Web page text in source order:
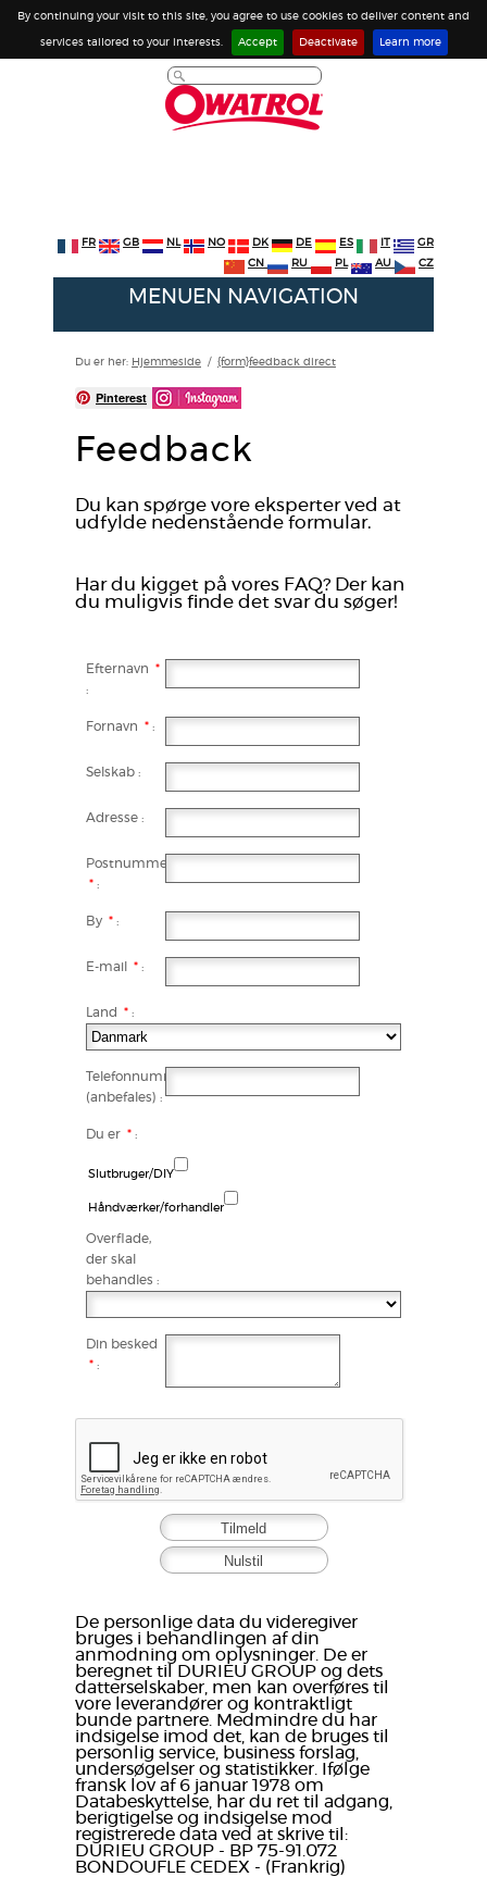
By continuing your visit to this site, you agree to use cookies to deliver content and
services tailored to your interests. Accept Deactivate Learn more
FR GB NL NO DK DE ES IT
GR
CN
RU PL AU CZ
MENUEN NAVIGATION
Du er her: Hjemmeside / {form}feedback direct
Pinterest
Feedback
Du kan spørge vore eksperter ved at
udfylde nedenstående formular.
Har du kigget på vores FAQ? Der kan
du muligvis finde det svar du søger!
Efternavn *
:
Fornavn * :
Selskab :
Adresse :
Postnummer
* :
By * :
E-mail * :
Land * :
Telefonnummer
(anbefales) :
Du er * :
Slutbruger/DIY
Håndværker/forhandler
Overflade,
der skal
behandles :
Din besked
* :
De personlige data du videregiver
bruges i behandlingen af din
anmodning om oplysninger. De er
beregnet til DURIEU GROUP og dets
datterselskaber, men kan overføres til
vore leverandører og kontraktligt
bunde partnere. Medmindre du har
indsigelse imod det, kan de bruges til
personlig service, business forslag,
undersøgelser og statistikker. Ifølge
fransk lov af 6 januar 1978 om
Databeskyttelse, har du ret til adgang,
berigtigelse og indsigelse mod
registrerede data ved at skrive til:
DURIEU GROUP - BP 75-91.072
BONDOUFLE CEDEX - (Frankrig)